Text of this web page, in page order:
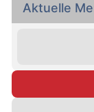
Aktuelle